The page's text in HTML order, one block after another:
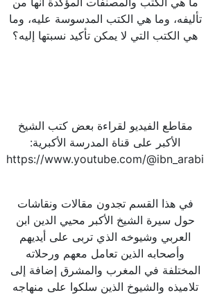
تأليفه، وما هي الكتب المدسوسة عليه، وما
هي الكتب التي لا يمكن تأكيد نسبتها إليه؟
مقاطع الفيديو لقراءة بعض كتب الشيخ
الأكبر على قناة المدرسة الأكبرية:
https://www.youtube.com/@ibn_arabi
في هذا القسم تجدون مقالات ونقاشات
حول سيرة الشيخ الأكبر محيي الدين ابن
العربي وشيوخه الذي تربى على أيديهم
وأصحابه الذين تعامل معهم ورحلاته
المختلفة في المغرب والمشرق إضافة إلى
تلاميذه والشيوخ الذين سلكوا على منهاجه